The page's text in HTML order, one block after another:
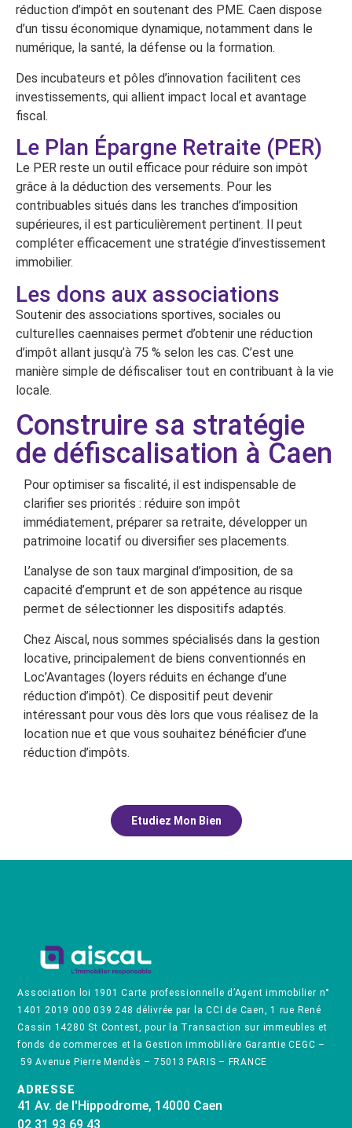
réduction d’impôt en soutenant des PME. Caen dispose
d’un tissu économique dynamique, notamment dans le
numérique, la santé, la défense ou la formation.
Des incubateurs et pôles d’innovation facilitent ces
investissements, qui allient impact local et avantage
fiscal.
Le Plan Épargne Retraite (PER)
Le PER reste un outil efficace pour réduire son impôt
grâce à la déduction des versements. Pour les
contribuables situés dans les tranches d’imposition
supérieures, il est particulièrement pertinent. Il peut
compléter efficacement une stratégie d’investissement
immobilier.
Les dons aux associations
Soutenir des associations sportives, sociales ou
culturelles caennaises permet d’obtenir une réduction
d’impôt allant jusqu’à 75 % selon les cas. C’est une
manière simple de défiscaliser tout en contribuant à la vie
locale.
Construire sa stratégie
de défiscalisation à Caen
Pour optimiser sa fiscalité, il est indispensable de
clarifier ses priorités : réduire son impôt
immédiatement, préparer sa retraite, développer un
patrimoine locatif ou diversifier ses placements.
L’analyse de son taux marginal d’imposition, de sa
capacité d’emprunt et de son appétence au risque
permet de sélectionner les dispositifs adaptés.
Chez Aiscal, nous sommes spécialisés dans la gestion
locative, principalement de biens conventionnés en
Loc’Avantages (loyers réduits en échange d’une
réduction d’impôt). Ce dispositif peut devenir
intéressant pour vous dès lors que vous réalisez de la
location nue et que vous souhaitez bénéficier d’une
réduction d’impôts.
Etudiez Mon Bien
Association loi 1901 Carte professionnelle d’Agent immobilier n°
1401 2019 000 039 248 délivrée par la CCI de Caen, 1 rue René
Cassin 14280 St Contest, pour la Transaction sur immeubles et
fonds de commerces et la Gestion immobilière Garantie CEGC –
59 Avenue Pierre Mendès – 75013 PARIS – FRANCE
ADRESSE
41 Av. de l'Hippodrome, 14000 Caen
02 31 93 69 43